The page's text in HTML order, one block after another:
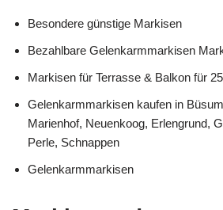
Besondere günstige Markisen
Bezahlbare Gelenkarmmarkisen
Markisen für Terrasse & Balkon für
Gelenkarmmarkisen kaufen in
Marienhof, Neuenkoog, Erlengrund,
Perle, Schnappen
Gelenkarmmarkisen